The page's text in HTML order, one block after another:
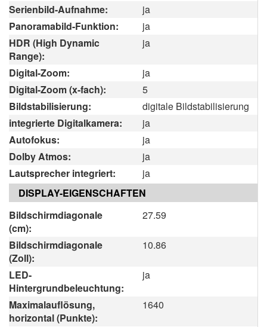
Serienbild-Aufnahme:
ja
Panoramabild-Funktion:
ja
HDR (High Dynamic
Range):
ja
Digital-Zoom:
ja
Digital-Zoom (x-fach):
5
Bildstabilisierung:
digitale Bildstabilisierung
integrierte Digitalkamera:
ja
Autofokus:
ja
Dolby Atmos:
ja
Lautsprecher integriert:
ja
DISPLAY-EIGENSCHAFTEN
Bildschirmdiagonale
(cm):
27.59
Bildschirmdiagonale
(Zoll):
10.86
LED-
Hintergrundbeleuchtung:
ja
Maximalauflösung,
horizontal (Punkte):
1640